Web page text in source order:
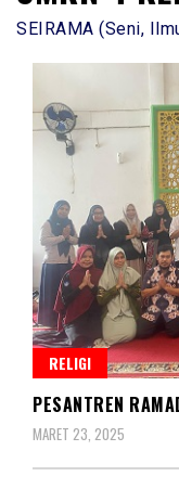
SEIRAMA (Seni,
RELIGI
PESANTREN
MARET 23, 2025